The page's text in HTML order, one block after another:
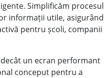
Simplificăm procesul
informații utile, asigurând
pentru școli, companii
un ecran performant
conceput pentru a